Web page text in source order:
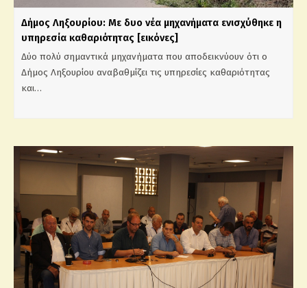
Δήμος Ληξουρίου: Με δυο νέα μηχανήματα ενισχύθηκε η
υπηρεσία καθαριότητας [εικόνες]
Δύο πολύ σημαντικά μηχανήματα που αποδεικνύουν ότι ο
Δήμος Ληξουρίου αναβαθμίζει τις υπηρεσίες καθαριότητας
και…